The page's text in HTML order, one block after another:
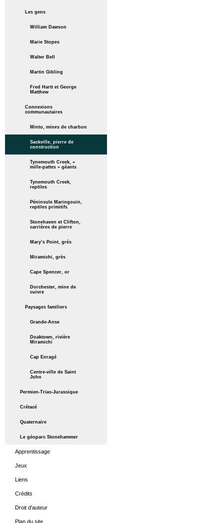
Les gens
William Dawson
Marie Stopes
Walter Bell
Martin Gibling
Fred Hartt et George
Matthew
Connexions
communautaires
Minto, mines de charbon
Sackville, pierre de
construction
Tynemouth Creek, «
mille-pattes » géants
Tynemouth Creek,
reptiles
Péninsule Maringouin,
reptiles primitifs
Stonehaven et Clifton,
carrières de pierre
Mary’s Point, grès
Miramichi, grès
Cape Spencer, or
Dorchester, mine de
cuivre
Paysages familiers
Grande-Anse
Doaktown, rivière
Miramichi
Cap Enragé
Centre-ville de Saint
John
Permien-Trias-Jurassique
Crétacé
Quaternaire
Le géoparc Stonehammer
Apprentissage
Jeux
Liens
Crédits
Droit d'auteur
Plan du site